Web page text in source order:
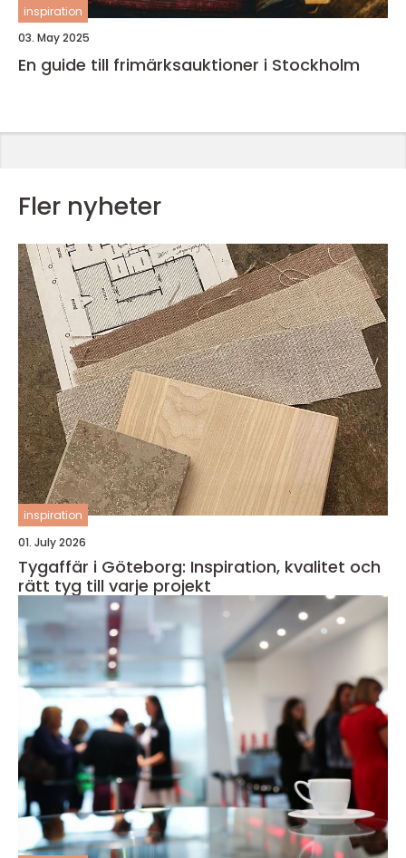
inspiration
03. May 2025
En guide till frimärksauktioner i Stockholm
Fler nyheter
inspiration
01. July 2026
Tygaffär i Göteborg: Inspiration, kvalitet och
rätt tyg till varje projekt